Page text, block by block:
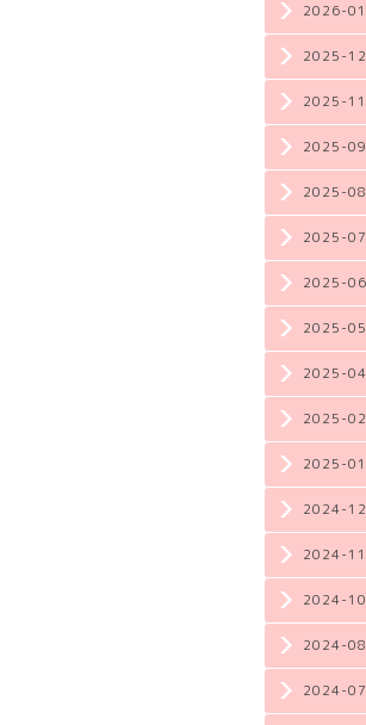
2026-01
2025-12
2025-11
2025-09
2025-08
2025-07
2025-06
2025-05
2025-04
2025-02
2025-01
2024-12
2024-11
2024-10
2024-08
2024-07